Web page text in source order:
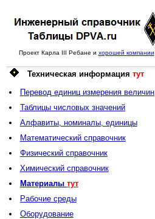
Проект Карла III Ребане и хорошей компании
Техническая информация тут
Перевод единиц измерения величин
Таблицы числовых значений
Алфавиты, номиналы, единицы
Математический справочник
Физический справочник
Химический справочник
Материалы тут
Рабочие среды
Оборудование